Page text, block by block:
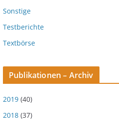
Sonstige
Testberichte
Textbörse
Publikationen – Archiv
2019 (40)
2018 (37)